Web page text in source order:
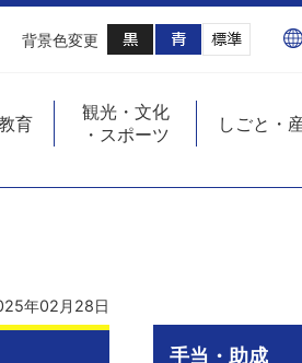
背景色変更
育
観光・文化
・スポーツ
しごと・
年02月28日
手当・助成